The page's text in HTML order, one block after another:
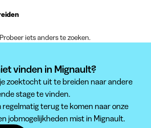
iets anders te zoeken.
vinden in Mignault?
zoektocht uit te breiden naar andere
stage te vinden.
regelmatig terug te komen naar onze
jobmogelijkheden mist in Mignault.